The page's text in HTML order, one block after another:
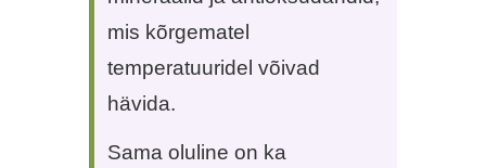
mis kõrgematel
temperatuuridel võivad
hävida.
Sama oluline on ka